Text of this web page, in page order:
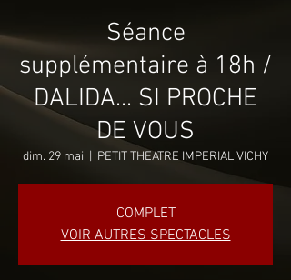
Séance
supplémentaire à 18h /
DALIDA... SI PROCHE
DE VOUS
dim. 29 mai PETIT THEATRE IMPERIAL VICHY
COMPLET
VOIR AUTRES SPECTACLES